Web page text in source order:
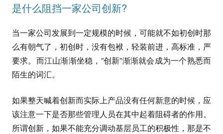
是什么阻挡一家公司创新?
当一家公司发展到一定规模的时候，可能就不如初创时那
么有朝气了，初创时，没有包袱，轻装前进，高标准，严
要求。而江山渐渐坐稳，”创新”渐渐就会成为一个熟悉而
陌生的词汇。
如果整天喊着创新而实际上产品没有任何新意的时候，应
该注意一下是否那些管理人员在其中起着阻碍者的作用。
所谓创新，如果不能充分调动基层员工的积极性，那是不